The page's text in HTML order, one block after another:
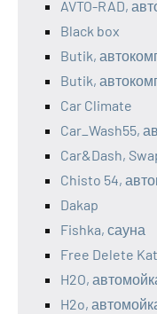
AVTO-RAD,
Black box
Butik,
Butik,
Car Climate
Car_Wash55,
Car&Dash,
Chisto 54,
Dakap
Fishka, сауна
Free Delete Kat
H2O,
H2o,